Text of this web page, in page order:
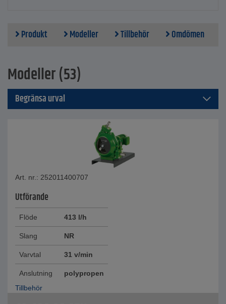
Produkt Modeller Tillbehör Omdömen
Modeller (53)
Begränsa urval
Art. nr.: 252011400707
Utförande
Flöde 413 l/h
Slang NR
Varvtal 31 v/min
Anslutning
polypropen
Tillbehör